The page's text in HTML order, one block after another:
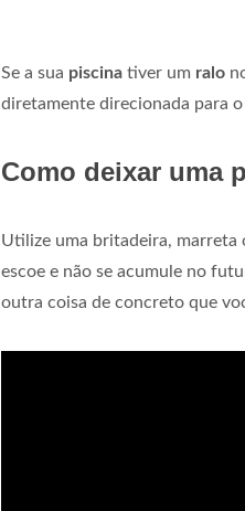
Se a sua piscina tiver um ralo
diretamente direcionada para
Como deixar uma
Utilize uma britadeira, marreta
escoe e não se acumule no
outra coisa de concreto que